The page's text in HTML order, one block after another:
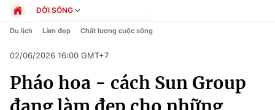
Chuyên mục
Chính trị
ĐỜI SỐNG
Chính trị
Pháp luật
Kinh tế
Thể thao
Du lịch Làm đẹp Chất lượng cuộc sống
02/06/2026 16:00 GMT+7
Pháo hoa - cách Sun Group